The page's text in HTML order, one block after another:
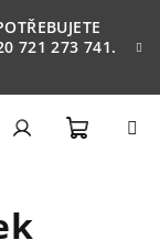
721 273 741.